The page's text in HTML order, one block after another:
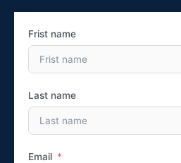
Frist name
Last name
Email